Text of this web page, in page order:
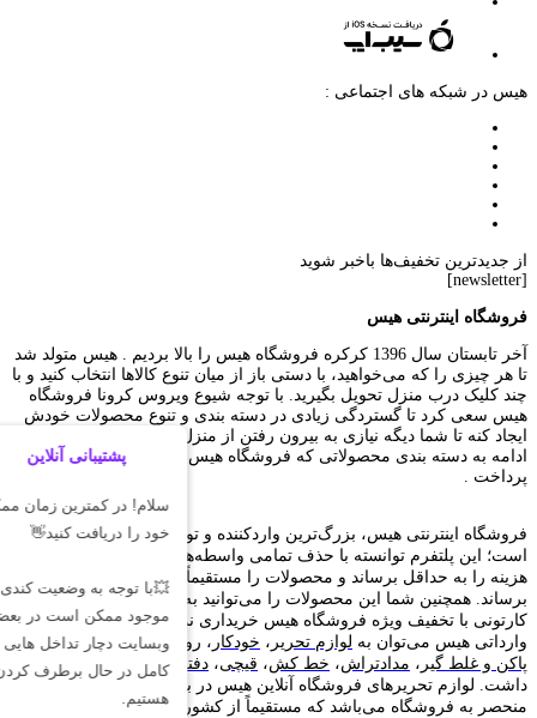
هیس در شبکه های اجتماعی :
از جدیدترین تخفیف‌ها باخبر شوید
[newsletter]
فروشگاه اینترنتی هیس
آخر تابستان سال 1396 کرکره فروشگاه هیس را بالا بردیم . هیس متولد شد
تا هر چیزی را که می‌خواهید، با دستی باز از میان تنوع کالاها انتخاب کنید و با
چند کلیک درب منزل تحویل بگیرید. با توجه شیوع ویروس کرونا فروشگاه
هیس سعی کرد تا گستردگی زیادی در دسته بندی و تنوع محصولات خودش
ایجاد کنه تا شما دیگه نیازی به بیرون رفتن از منزل رو نداشته باشید. در
ادامه به دسته بندی محصولاتی که فروشگاه هیس داره ارائه میکنه خواهیم
پرداخت .
فروشگاه اینترنتی هیس، بزرگ‌ترین وارد‌کننده و تولید‌کننده لوازم تحریر
است؛ این پلتفرم توانسته با حذف تمامی واسطه‌ها و واردات مستقیم،
هزینه را به حداقل برساند و محصولات را مستقیماً به دست مصرف‌کننده
برساند. همچنین شما این محصولات را می‌توانید به صورت عمده، رگلامی و
کارتونی با تخفیف ویژه فروشگاه هیس خریداری نمایید. از جمله محصولات
وارداتی هیس می‌توان به لوازم تحریر ، خودکار ، روان‌نویس، جامدادی، اتود،
پاکن و غلط گیر ، مدادتراش، خط کش، قیچی، دفترچه یادداشت
و... ) اشاره
داشت. لوازم تحریر‌های فروشگاه آنلاین هیس در بیشتر موارد یونیک و
منحصر به فروشگاه می‌باشد که مستقیماً از کشور‌های چین، ژاپن و...